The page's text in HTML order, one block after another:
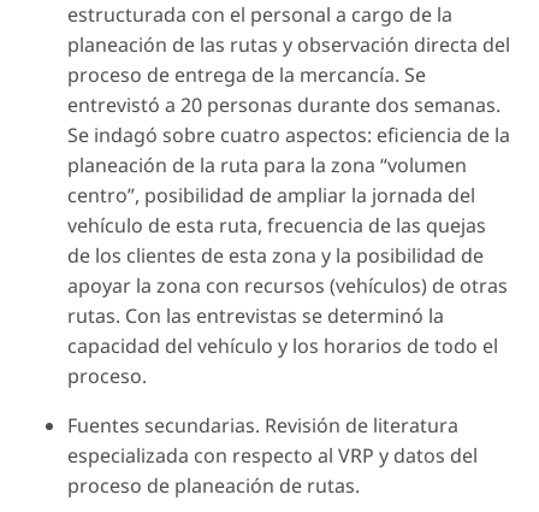
estructurada con el personal a cargo de la
planeación de las rutas y observación directa del
proceso de entrega de la mercancía. Se
entrevistó a 20 personas durante dos semanas.
Se indagó sobre cuatro aspectos: eficiencia de la
planeación de la ruta para la zona “volumen
centro”, posibilidad de ampliar la jornada del
vehículo de esta ruta, frecuencia de las quejas
de los clientes de esta zona y la posibilidad de
apoyar la zona con recursos (vehículos) de otras
rutas. Con las entrevistas se determinó la
capacidad del vehículo y los horarios de todo el
proceso.
Fuentes secundarias. Revisión de literatura
especializada con respecto al VRP y datos del
proceso de planeación de rutas.